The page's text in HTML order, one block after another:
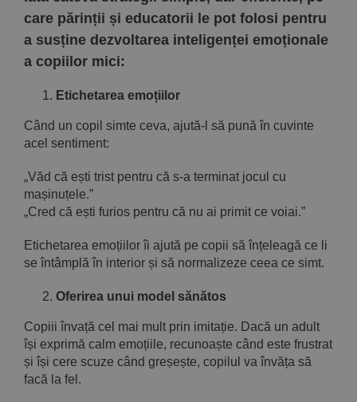
care părinții și educatorii le pot folosi pentru
a susține dezvoltarea inteligenței emoționale
a copiilor mici:
Etichetarea emoțiilor
Când un copil simte ceva, ajută-l să pună în cuvinte
acel sentiment:
„Văd că ești trist pentru că s-a terminat jocul cu
mașinuțele.”
„Cred că ești furios pentru că nu ai primit ce voiai.”
Etichetarea emoțiilor îi ajută pe copii să înțeleagă ce li
se întâmplă în interior și să normalizeze ceea ce simt.
Oferirea unui model sănătos
Copiii învață cel mai mult prin imitație. Dacă un adult
își exprimă calm emoțiile, recunoaște când este frustrat
și își cere scuze când greșește, copilul va învăța să
facă la fel.